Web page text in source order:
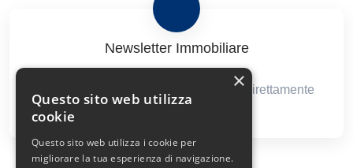
Newsletter Immobiliare
Ricevi le nostre proposte immobiliari direttamente
nella tua email!
×
Questo sito web utilizza
cookie
Questo sito web utilizza i cookie per
migliorare la tua esperienza di navigazione.